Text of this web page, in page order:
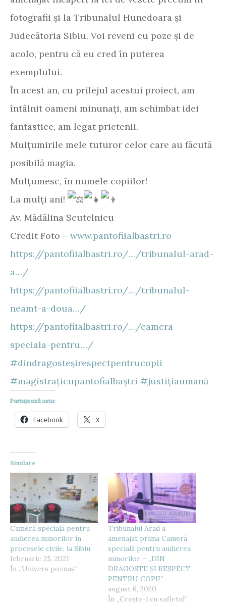
fotografii și la Tribunalul Hunedoara și
Judecătoria Sibiu. Voi reveni cu poze și de
acolo, pentru că eu cred în puterea
exemplului.
În acest an, cu prilejul acestui proiect, am
întâlnit oameni minunați, am schimbat idei
fantastice, am legat prietenii.
Mulțumirile mele tuturor celor care au făcută
posibilă magia.
Mulțumesc, în numele copiilor!
La mulți ani!
Av. Mădălina Scutelnicu
Credit Foto – www.pantofiialbastri.ro
https://pantofiialbastri.ro/…/tribunalul-arad-
a…/
https://pantofiialbastri.ro/…/tribunalul-
neamt-a-doua…/
https://pantofiialbastri.ro/…/camera-
speciala-pentru…/
#dindragosteșirespectpentrucopii
#magistrațicupantofialbaștri #justițiaumană
Partajează asta:
Facebook X
Similare
Cameră specială pentru
audierea minorilor în
procesele civile, la Sibiu
februarie 25, 2021
În „Univers poznaș”
Tribunalul Arad a
amenajat prima Cameră
specială pentru audierea
minorilor – „DIN
DRAGOSTE ȘI RESPECT
PENTRU COPII”
august 6, 2020
În „Crește-l cu sufletul”